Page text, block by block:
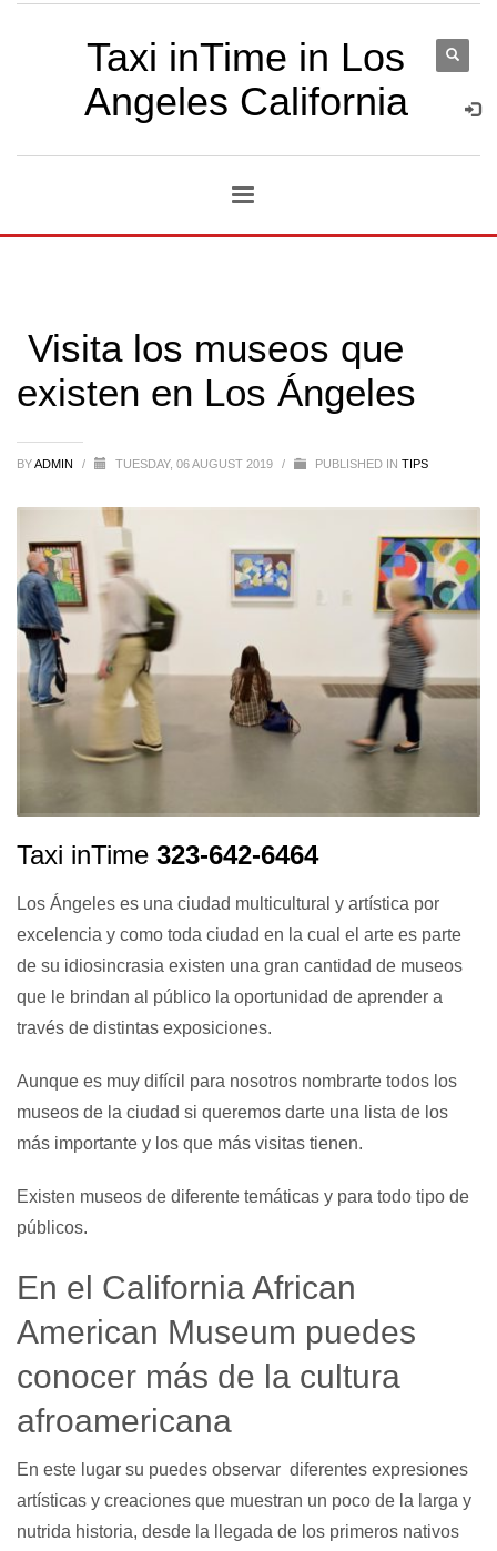
Taxi inTime in Los
Angeles California
Visita los museos que
existen en Los Ángeles
BYADMIN / TUESDAY, 06 AUGUST 2019 / PUBLISHED IN TIPS
Taxi inTime 323-642-6464
Los Ángeles es una ciudad multicultural y artística por
excelencia y como toda ciudad en la cual el arte es parte
de su idiosincrasia existen una gran cantidad de museos
que le brindan al público la oportunidad de aprender a
través de distintas exposiciones.
Aunque es muy difícil para nosotros nombrarte todos los
museos de la ciudad si queremos darte una lista de los
más importante y los que más visitas tienen.
Existen museos de diferente temáticas y para todo tipo de
públicos.
En el California African
American Museum puedes
conocer más de la cultura
afroamericana
En este lugar su puedes observar diferentes expresiones
artísticas y creaciones que muestran un poco de la larga y
nutrida historia, desde la llegada de los primeros nativos